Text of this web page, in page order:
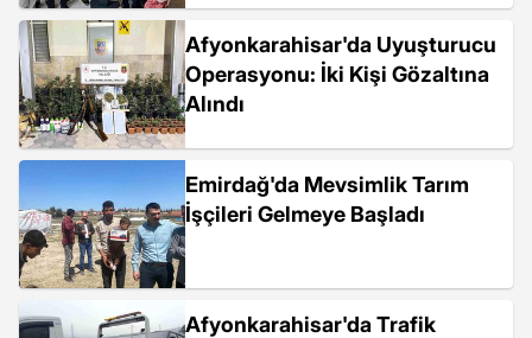
Afyonkarahisar'da Uyuşturucu
Operasyonu: İki Kişi Gözaltına
Alındı
Emirdağ'da Mevsimlik Tarım
İşçileri Gelmeye Başladı
Afyonkarahisar'da Trafik